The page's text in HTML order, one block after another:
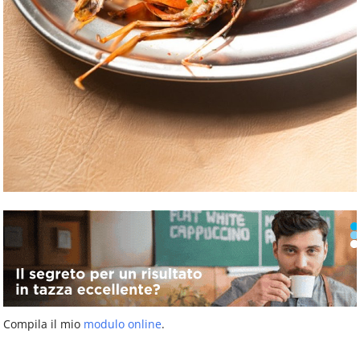
Compila il mio modulo online.